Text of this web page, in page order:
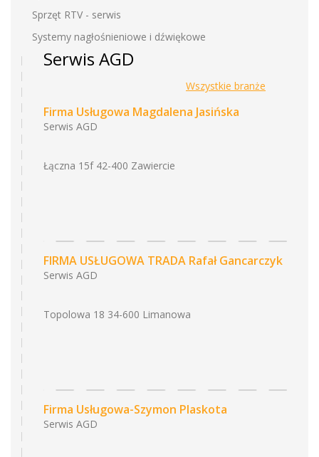
Sprzęt RTV - serwis
Systemy nagłośnieniowe i dźwiękowe
Serwis AGD
Wszystkie branże
Firma Usługowa Magdalena Jasińska
Serwis AGD
Łączna 15f 42-400 Zawiercie
FIRMA USŁUGOWA TRADA Rafał Gancarczyk
Serwis AGD
Topolowa 18 34-600 Limanowa
Firma Usługowa-Szymon Plaskota
Serwis AGD